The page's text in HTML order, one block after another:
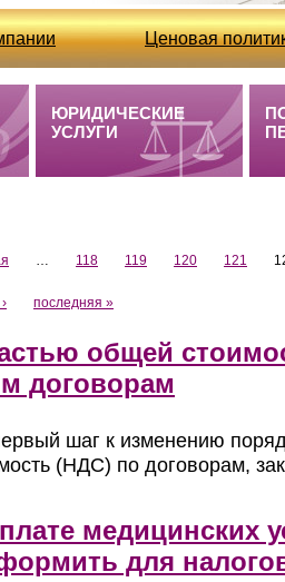
Ценовая
63
ЮРИДИЧЕСКИЕ
УСЛУГИ
118 119 120 121
последняя »
общей
договорам
шаг к изменению
(НДС) по договорам,
медицинских
для